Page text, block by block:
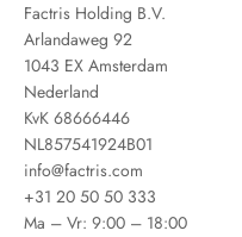
Factris Holding B.V.
Arlandaweg 92
1043 EX Amsterdam
Nederland
KvK 68666446
NL857541924B01
info@factris.com
+31 20 50 50 333
Ma – Vr: 9:00 – 18:00